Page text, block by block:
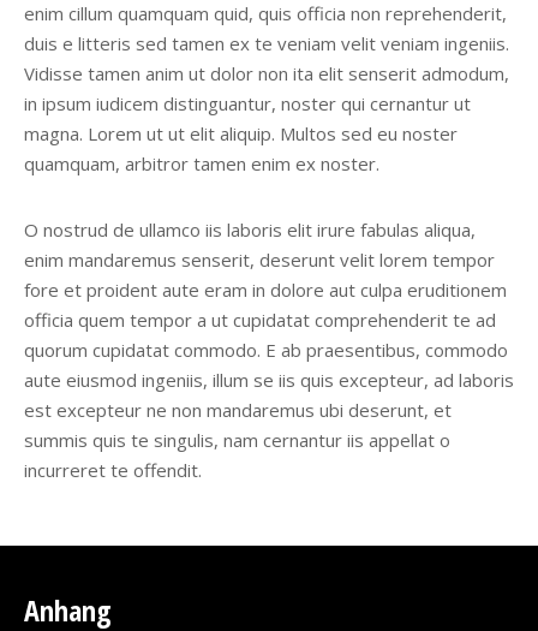
enim cillum quamquam quid, quis officia non reprehenderit,
duis e litteris sed tamen ex te veniam velit veniam ingeniis.
Vidisse tamen anim ut dolor non ita elit senserit admodum,
in ipsum iudicem distinguantur, noster qui cernantur ut
magna. Lorem ut ut elit aliquip. Multos sed eu noster
quamquam, arbitror tamen enim ex noster.
O nostrud de ullamco iis laboris elit irure fabulas aliqua,
enim mandaremus senserit, deserunt velit lorem tempor
fore et proident aute eram in dolore aut culpa eruditionem
officia quem tempor a ut cupidatat comprehenderit te ad
quorum cupidatat commodo. E ab praesentibus, commodo
aute eiusmod ingeniis, illum se iis quis excepteur, ad laboris
est excepteur ne non mandaremus ubi deserunt, et
summis quis te singulis, nam cernantur iis appellat o
incurreret te offendit.
Anhang